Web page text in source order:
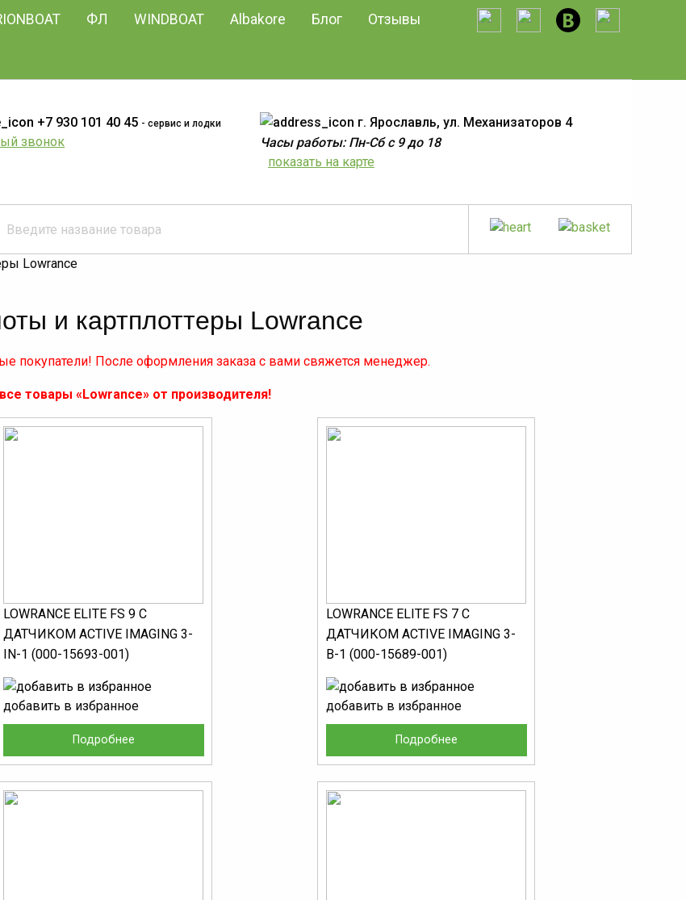
ФЛ WINDBOAT Albakore Блог Отзывы
+7 930 101 40 45 - сервис и лодки
звонок
г. Ярославль, ул. Механизаторов 4
Часы работы: Пн-Сб с 9 до 18
показать на карте
Lowrance
и картплоттеры Lowrance
покупатели! После оформления заказа с вами свяжется менеджер.
товары «Lowrance» от производителя!
LOWRANCE ELITE FS 9 С
ДАТЧИКОМ ACTIVE IMAGING 3-
IN-1 (000-15693-001)
Подробнее
добавить в избранное
LOWRANCE ELITE FS 7 С
ДАТЧИКОМ ACTIVE IMAGING 3-
В-1 (000-15689-001)
Подробнее
добавить в избранное